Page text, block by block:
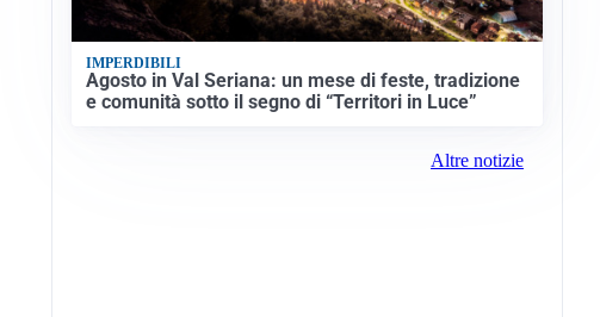
IMPERDIBILI
Agosto in Val Seriana: un mese di feste, tradizione
e comunità sotto il segno di “Territori in Luce”
Altre notizie